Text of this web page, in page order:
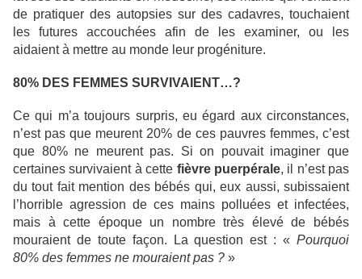
de pratiquer des autopsies sur des cadavres, touchaient
les futures accouchées afin de les examiner, ou les
aidaient à mettre au monde leur progéniture.
80% DES FEMMES SURVIVAIENT…?
Ce qui m’a toujours surpris, eu égard aux circonstances,
n’est pas que meurent 20% de ces pauvres femmes, c’est
que 80% ne meurent pas. Si on pouvait imaginer que
certaines survivaient à cette fièvre puerpérale, il n’est pas
du tout fait mention des bébés qui, eux aussi, subissaient
l’horrible agression de ces mains polluées et infectées,
mais à cette époque un nombre très élevé de bébés
mouraient de toute façon. La question est : « Pourquoi
80% des femmes ne mouraient pas ? »